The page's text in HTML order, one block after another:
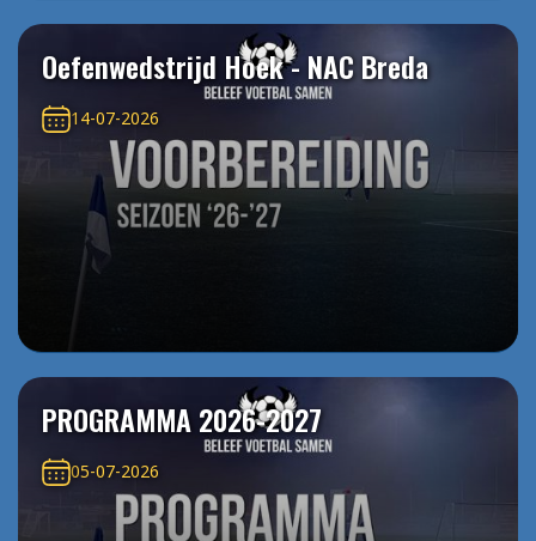
Oefenwedstrijd Hoek - NAC Breda
14-07-2026
PROGRAMMA 2026-2027
05-07-2026